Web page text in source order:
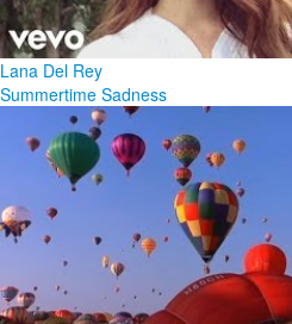
Lana Del Rey
Summertime Sadness